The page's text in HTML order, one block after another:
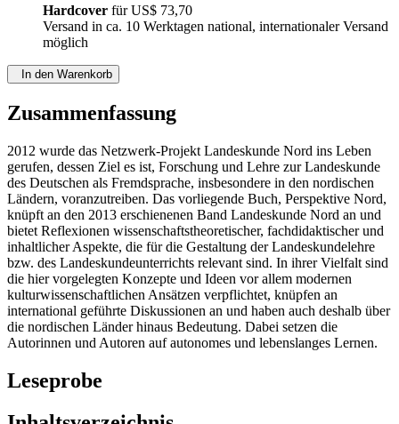
Hardcover fürUS$ 73,70
Versand in ca. 10 Werktagen national, internationaler Versand
möglich
In den Warenkorb
Zusammenfassung
2012 wurde das Netzwerk-Projekt Landeskunde Nord ins Leben
gerufen, dessen Ziel es ist, Forschung und Lehre zur Landeskunde
des Deutschen als Fremdsprache, insbesondere in den nordischen
Ländern, voranzutreiben. Das vorliegende Buch, Perspektive Nord,
knüpft an den 2013 erschienenen Band Landeskunde Nord an und
bietet Reflexionen wissenschaftstheoretischer, fachdidaktischer und
inhaltlicher Aspekte, die für die Gestaltung der Landeskundelehre
bzw. des Landeskundeunterrichts relevant sind. In ihrer Vielfalt sind
die hier vorgelegten Konzepte und Ideen vor allem modernen
kulturwissenschaftlichen Ansätzen verpflichtet, knüpfen an
international geführte Diskussionen an und haben auch deshalb über
die nordischen Länder hinaus Bedeutung. Dabei setzen die
Autorinnen und Autoren auf autonomes und lebenslanges Lernen.
Leseprobe